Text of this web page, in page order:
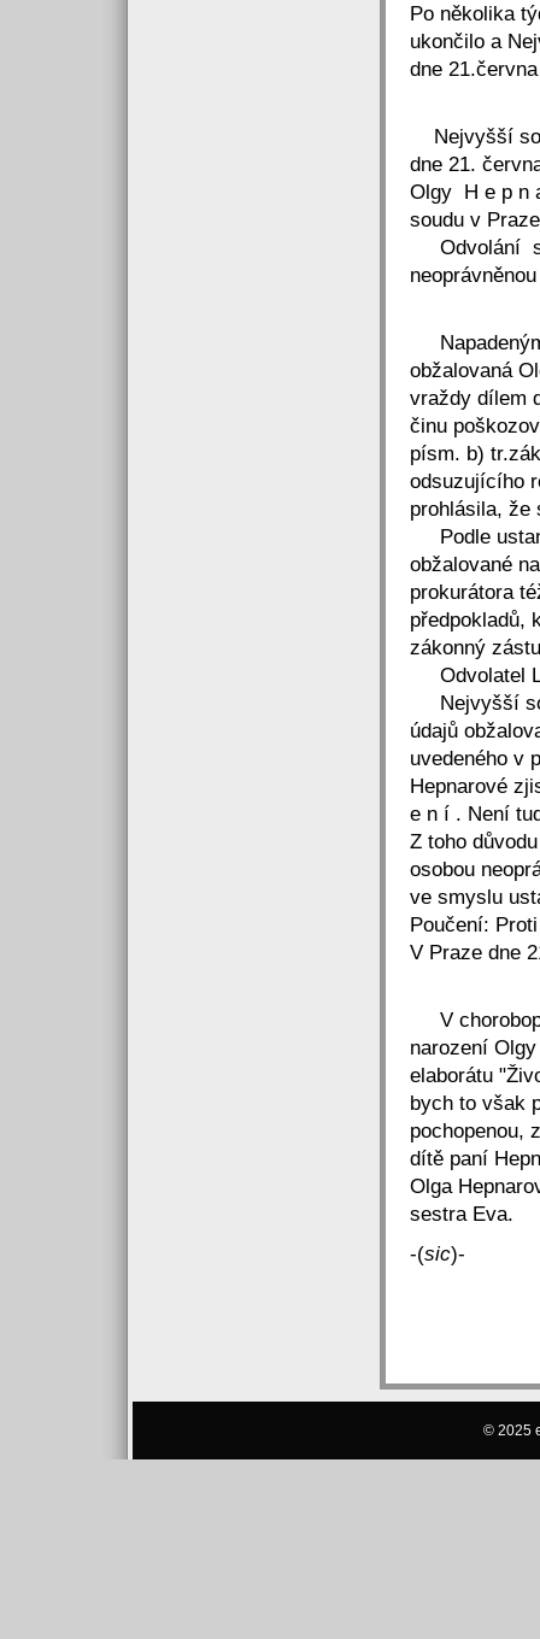
Po několika
ukončilo a
dne
Nejvyšší
dne 21.
Olgy H e p n
soudu v
Odvolání s
obžalovaná
vraždy dílem
činu
písm. b)
odsuzujícího
prohlásila, že
Podle
obžalované
prokurátora
předpokladů,
zákonný
Odvolatel
Nejvyšší
údajů
uvedeného v
Hepnarové
e n í . Není
Z toho
osobou
ve smyslu
Poučení:
V Praze dne
V
narození
elaborátu
bych to však
pochopenou,
dítě paní
Olga
sestra Eva.
-(sic)-
© 2025